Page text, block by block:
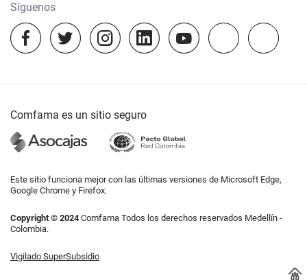
Información Proyecto ecoturístico Suroeste
Síguenos
Comfama es un sitio seguro
Este sitio funciona mejor con las últimas versiones de Microsoft Edge,
Google Chrome y Firefox.
Copyright © 2024Comfama Todos los derechos reservados Medellín -
Colombia.
Vigilado SuperSubsidio